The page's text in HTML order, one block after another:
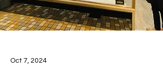
Oct 7, 2024